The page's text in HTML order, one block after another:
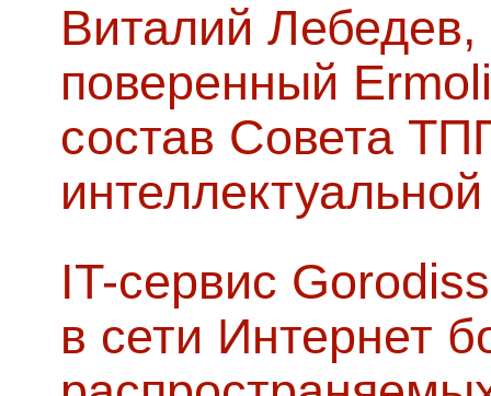
Виталий Лебедев,
поверенный
состав Совета
IT-сервис
в сети Интернет